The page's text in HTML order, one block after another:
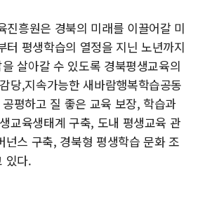
진흥원은 경북의 미래를 이끌어갈 미
터 평생학습의 열정을 지닌 노년까지
살아갈 수 있도록 경북평생교육의
당,지속가능한 새바람행복학습공동
평하고 질 좋은 교육 보장, 학습과
교육생태계 구축, 도내 평생교육 관
넌스 구축, 경북형 평생학습 문화 조
있다.